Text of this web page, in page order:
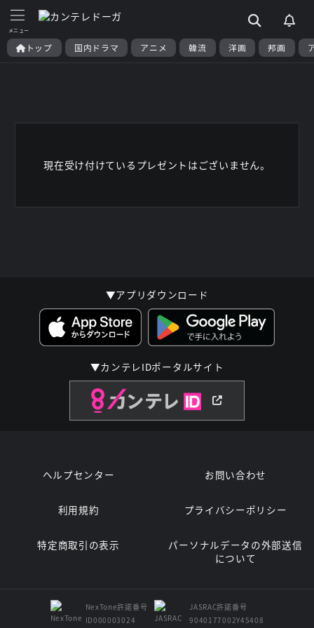
トップ 国内ドラマ アニメ 韓流 洋画 邦画
現在受け付けているプレゼントはございません。
▼アプリダウンロード
▼カンテレIDポータルサイト
ヘルプセンター お問い合わせ
利用規約 プライバシーポリシー
特定商取引の表示
パーソナルデータの外部送信
について
NexTone許諾番号
ID000003024
JASRAC許諾番号
9040177002Y45408